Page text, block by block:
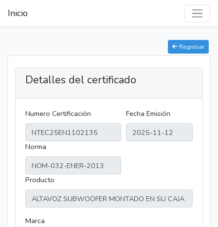
Inicio
Regresar
Detalles del certificado
Numero Certificación Fecha Emisión
Norma
Producto
Marca